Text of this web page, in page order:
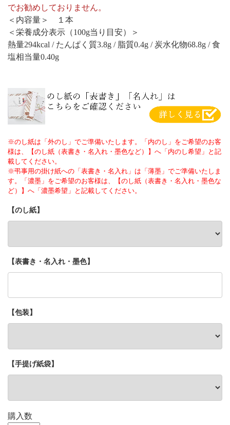
でお勧めしておりません。
＜内容量＞ １本
＜栄養成分表示（100g当り目安）＞
熱量294kcal / たんぱく質3.8g / 脂質0.4g / 炭水化物68.8g / 食
塩相当量0.40g
※のし紙は「外のし」でご準備いたします。「内のし」をご希望のお客
様は、【のし紙（表書き・名入れ・墨色など）】へ「内のし希望」と記
載してください。
※弔事用の掛け紙への「表書き・名入れ」は「薄墨」でご準備いたしま
す。「濃墨」をご希望のお客様は、【のし紙（表書き・名入れ・墨色な
ど）】へ「濃墨希望」と記載してください。
【のし紙】
【表書き・名入れ・墨色】
【包装】
【手提げ紙袋】
購入数